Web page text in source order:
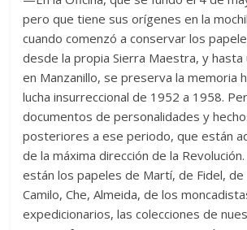
pero que tiene sus orígenes en la
cuando comenzó a conservar los
desde la propia Sierra Maestra, y hasta
en Manzanillo, se preserva la memoria
lucha insurreccional de 1952 a 1958.
documentos de personalidades y
posteriores a ese periodo, que están
de la máxima dirección de la
están los papeles de Martí, de Fidel, de
Camilo, Che, Almeida, de los
expedicionarios, las colecciones de